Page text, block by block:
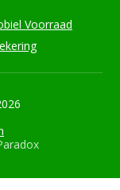
Voorraad